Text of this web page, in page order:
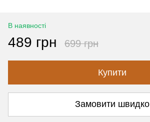
В наявності
489 грн 699 грн
Купити
Замовити швидко